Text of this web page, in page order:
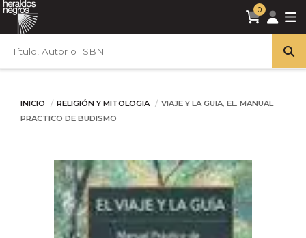
0
INICIO RELIGIÓN Y MITOLOGIA
VIAJE Y LA GUIA, EL. MANUAL
PRACTICO DE BUDISMO